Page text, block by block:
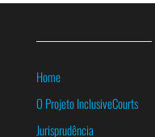
Home
O Projeto InclusiveCourts
Jurisprudência